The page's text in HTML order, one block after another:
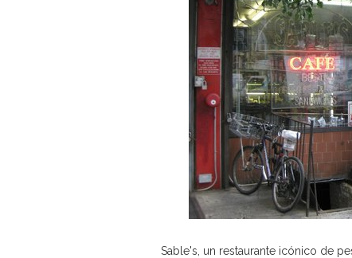
Sable's, un restaurante icónico de